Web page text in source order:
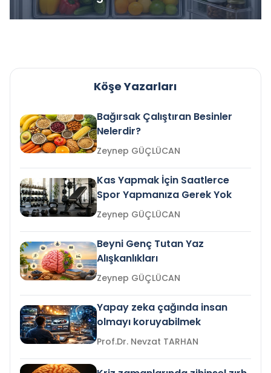
Köşe Yazarları
Bağırsak Çalıştıran Besinler
Nelerdir?
Zeynep GÜÇLÜCAN
Kas Yapmak İçin Saatlerce
Spor Yapmanıza Gerek Yok
Zeynep GÜÇLÜCAN
Beyni Genç Tutan Yaz
Alışkanlıkları
Zeynep GÜÇLÜCAN
Yapay zeka çağında insan
olmayı koruyabilmek
Prof.Dr. Nevzat TARHAN